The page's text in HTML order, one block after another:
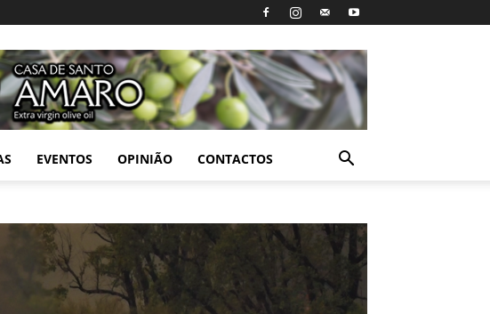
EVENTOS OPINIÃO CONTACTOS